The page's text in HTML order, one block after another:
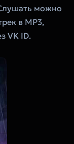
можно
в MP3,
VK ID.